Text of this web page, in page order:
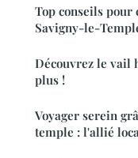
Top conseils pour
Savigny-le-
Découvrez le vail
plus !
Voyager serein
temple : l'allié